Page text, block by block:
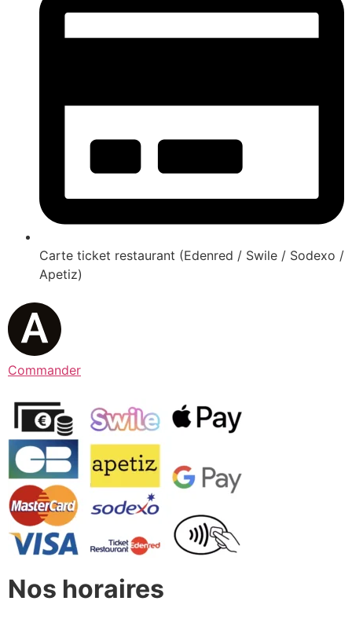
Carte ticket restaurant (Edenred / Swile / Sodexo /
Apetiz)
Commander
Nos horaires